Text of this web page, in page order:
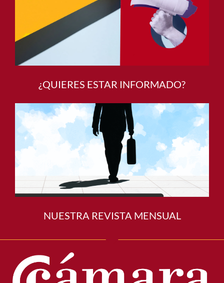
¿QUIERES ESTAR INFORMADO?
NUESTRA REVISTA MENSUAL